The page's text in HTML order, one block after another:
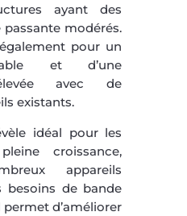
ayant des
modérés.
pour un
et d’une
avec de
existants.
idéal pour les
croissance,
appareils
besoins de bande
permet d’améliorer